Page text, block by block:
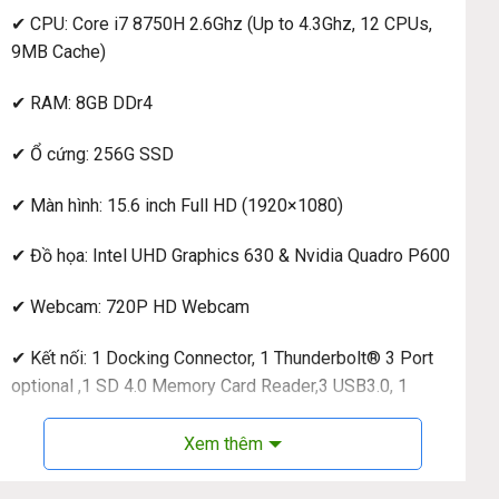
✔ CPU: Core i7 8750H 2.6Ghz (Up to 4.3Ghz, 12 CPUs,
9MB Cache)
✔ RAM: 8GB DDr4
✔ Ổ cứng: 256G SSD
✔ Màn hình: 15.6 inch Full HD (1920×1080)
✔ Đồ họa: Intel UHD Graphics 630 & Nvidia Quadro P600
✔ Webcam: 720P HD Webcam
✔ Kết nối: 1 Docking Connector, 1 Thunderbolt® 3 Port
optional ,1 SD 4.0 Memory Card Reader,3 USB3.0, 1
PowerShare Capable, 1 HDMI
✔ Thời lượng pin: 68Hw
Xem thêm